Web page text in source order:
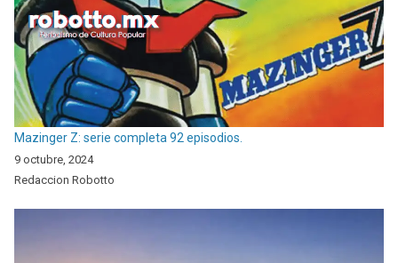
Mazinger Z: serie completa 92 episodios.
9 octubre, 2024
Redaccion Robotto